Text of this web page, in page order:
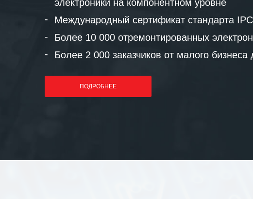
электроники на компонентном уровне
Международный сертификат стандарта IPC
Более 10 000 отремонтированных
Более 2 000 заказчиков от малого
ПОДРОБНЕЕ